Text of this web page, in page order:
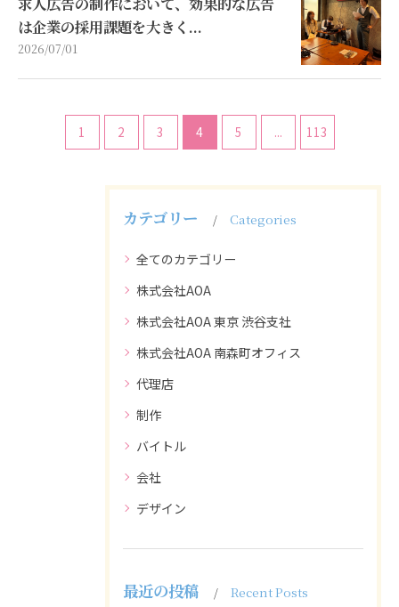
は企業の採用課題を大きく...
2026/07/01
1 2 3 4 5 ... 113
カテゴリー Categories
全てのカテゴリー
株式会社AOA
株式会社AOA 東京 渋谷支社
株式会社AOA 南森町オフィス
代理店
制作
バイトル
会社
デザイン
最近の投稿 Recent Posts